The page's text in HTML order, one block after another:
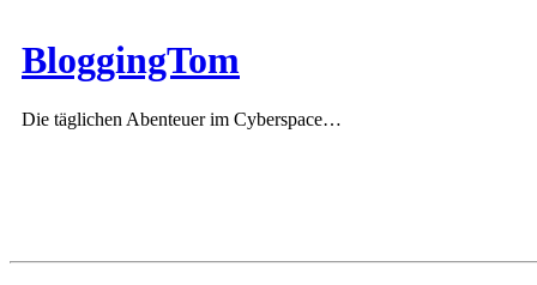
BloggingTom
Die täglichen Abenteuer im Cyberspace…